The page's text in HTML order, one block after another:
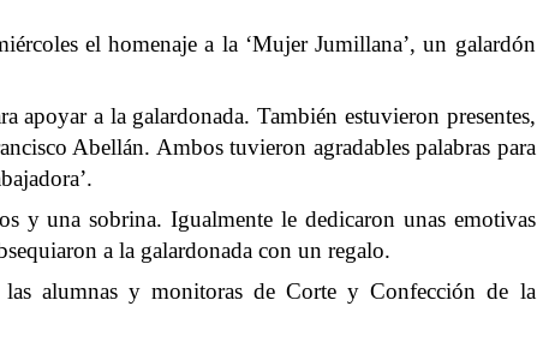
el homenaje a la ‘Mujer Jumillana’, un galardón
apoyar a la galardonada. También estuvieron presentes,
Abellán. Ambos tuvieron agradables palabras para
y una sobrina. Igualmente le dedicaron unas emotivas
a la galardonada con un regalo.
las alumnas y monitoras de Corte y Confección de la